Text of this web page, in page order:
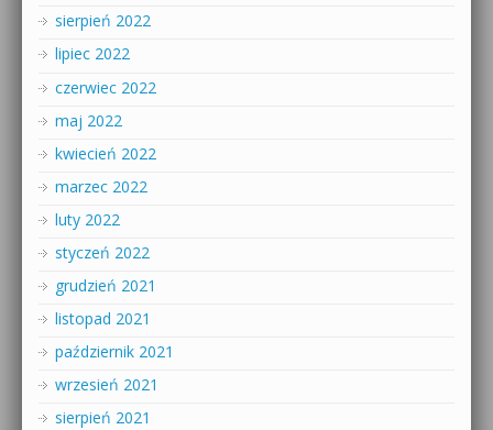
sierpień 2022
lipiec 2022
czerwiec 2022
maj 2022
kwiecień 2022
marzec 2022
luty 2022
styczeń 2022
grudzień 2021
listopad 2021
październik 2021
wrzesień 2021
sierpień 2021